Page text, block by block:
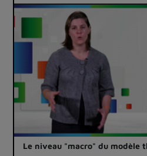
Le niveau "macro" du modèle